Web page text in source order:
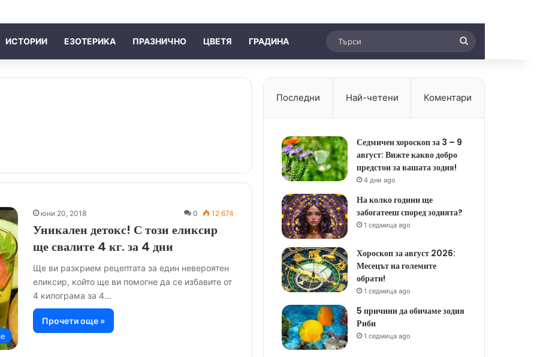
ИСТОРИИ ЕЗОТЕРИКА ПРАЗНИЧНО ЦВЕТЯ ГРАДИНА
юни 20, 2018 0 12 674
Уникален детокс! С този еликсир
ще свалите 4 кг. за 4 дни
Ще ви разкрием рецептата за един невероятен
еликсир, който ще ви помогне да се избавите от
4 килограма за 4…
Прочети още »
Последни Най-четени Коментари
Седмичен хороскоп за 3 – 9
август: Вижте какво добро
предстои за вашата зодия!
4 дни ago
На колко години ще
забогатееш според зодията?
1 седмица ago
Хороскоп за август 2026:
Месецът на големите
обрати!
1 седмица ago
5 причини да обичаме зодия
Риби
1 седмица ago